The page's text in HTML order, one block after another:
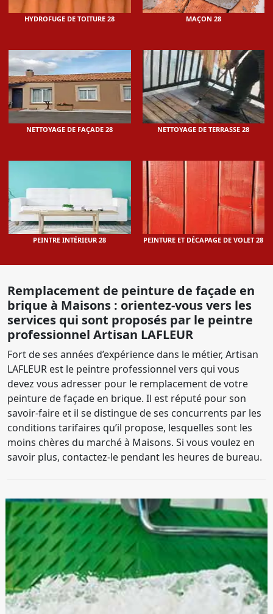
HYDROFUGE DE TOITURE 28 MAÇON 28
NETTOYAGE DE FAÇADE 28 NETTOYAGE DE TERRASSE 28
PEINTRE INTÉRIEUR 28 PEINTURE ET DÉCAPAGE DE VOLET 28
Remplacement de peinture de façade en
brique à Maisons : orientez-vous vers les
services qui sont proposés par le peintre
professionnel Artisan LAFLEUR
Fort de ses années d’expérience dans le métier, Artisan
LAFLEUR est le peintre professionnel vers qui vous
devez vous adresser pour le remplacement de votre
peinture de façade en brique. Il est réputé pour son
savoir-faire et il se distingue de ses concurrents par les
conditions tarifaires qu’il propose, lesquelles sont les
moins chères du marché à Maisons. Si vous voulez en
savoir plus, contactez-le pendant les heures de bureau.